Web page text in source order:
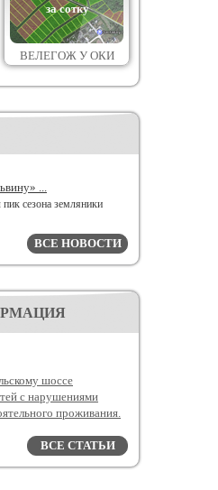
за сотку
ВЕЛЕГОЖ У ОКИ
...
сезона земляники
ВСЕ НОВОСТИ
шоссе
с нарушениями
проживания.
ВСЕ СТАТЬИ